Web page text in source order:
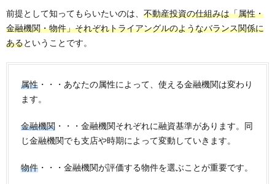
前提として知ってもらいたいのは、 不動産投資の仕組みは「属性・
金融機関・物件」それぞれトライアングルのようなバランス関係に
あるということです。
属性 ・・・あなたの属性によって、使える金融機関は変わり
ます。
金融機関 ・・・金融機関それぞれに融資基準があります。同
じ金融機関でも支店や時期によって変動していきます。
物件 ・・・金融機関が評価する物件を選ぶことが重要です。